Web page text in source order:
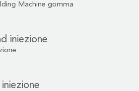
Machine gomma
iniezione